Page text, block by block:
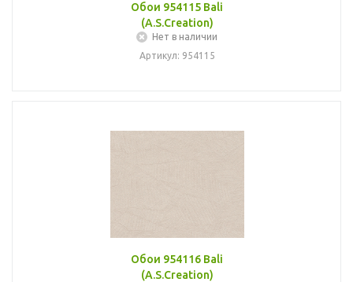
Обои 954115 Bali
(A.S.Creation)
Нет в наличии
Артикул: 954115
Обои 954116 Bali
(A.S.Creation)